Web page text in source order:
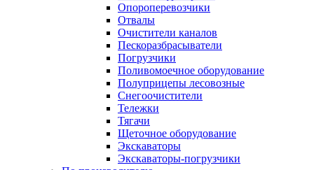
Опороперевозчики
Отвалы
Очистители каналов
Пескоразбрасыватели
Погрузчики
Поливомоечное оборудование
Полуприцепы лесовозные
Снегоочистители
Тележки
Тягачи
Щеточное оборудование
Экскаваторы
Экскаваторы-погрузчики